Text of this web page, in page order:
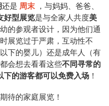
还是 周末 ，与妈妈、爸爸、
好型展览是与全家人共度美
的参观者设计，因为他们通
展览过于严肃，互动性不
下的婴儿）还是成年人（有
会想去看看这些不同寻常的
下的游客都可以免费入场 ！
待的家庭展览！